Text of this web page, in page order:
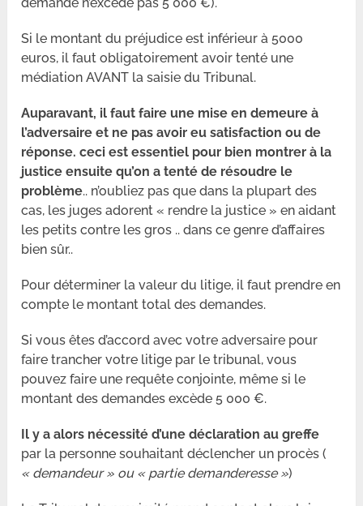
Si le montant du préjudice est inférieur à 5000
euros, il faut obligatoirement avoir tenté une
médiation AVANT la saisie du Tribunal.
Auparavant, il faut faire une mise en demeure à
l’adversaire et ne pas avoir eu satisfaction ou de
réponse. ceci est essentiel pour bien montrer à la
justice ensuite qu’on a tenté de résoudre le
problème.. n’oubliez pas que dans la plupart des
cas, les juges adorent « rendre la justice » en aidant
les petits contre les gros .. dans ce genre d’affaires
bien sûr..
Pour déterminer la valeur du litige, il faut prendre en
compte le montant total des demandes.
Si vous êtes d’accord avec votre adversaire pour
faire trancher votre litige par le tribunal, vous
pouvez faire une requête conjointe, même si le
montant des demandes excède5 000 €.
Il y a alors nécessité d’une déclaration au greffe
par la personne souhaitant déclencher un procès (
« demandeur » ou « partie demanderesse »)